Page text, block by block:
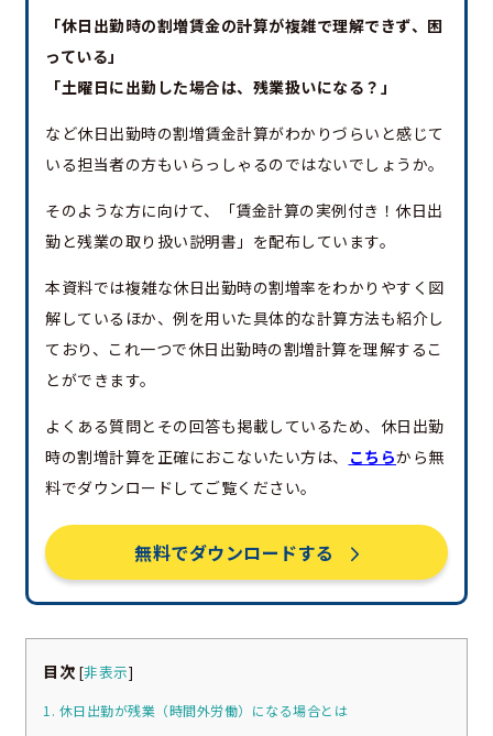
「休日出勤時の割増賃金の計算が複雑で理解できず、困
っている」
「土曜日に出勤した場合は、残業扱いになる？」
など休日出勤時の割増賃金計算がわかりづらいと感じて
いる担当者の方もいらっしゃるのではないでしょうか。
そのような方に向けて、「賃金計算の実例付き！休日出
勤と残業の取り扱い説明書」を配布しています。
本資料では複雑な休日出勤時の割増率をわかりやすく図
解しているほか、例を用いた具体的な計算方法も紹介し
ており、これ一つで休日出勤時の割増計算を理解するこ
とができます。
よくある質問とその回答も掲載しているため、休日出勤
時の割増計算を正確におこないたい方は、
こちらから無
料でダウンロードしてご覧ください。
無料でダウンロードする
目次 [非表示]
1. 休日出勤が残業（時間外労働）になる場合とは